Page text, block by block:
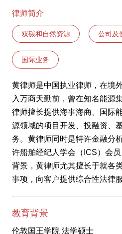
律师简介
双碳和自然资源 公司及
国际业务
黄律师是中国执业律师，在境
入万商天勤前，曾在知名能源
律师擅长提供海事海商、国际
源领域的项目开发、投融资、
务。黄律师同时是特许金融分
许船舶经纪人学会（ICS）会
背景，黄律师尤其擅长于就各
事项，向客户提供综合性法律服
教育背景
伦敦国王学院 法学硕士